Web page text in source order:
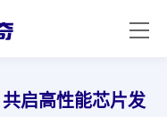
启高性能芯片发